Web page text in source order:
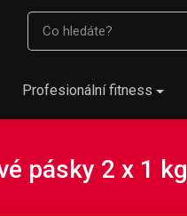
Profesionální fitness
pásky 2 x 1 kg